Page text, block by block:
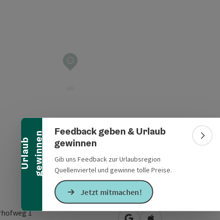
U
r
l
a
u
b
g
e
w
i
n
n
e n
Banner einklappen
Feedback geben & Urlaub
gewinnen
Gib uns Feedback zur Urlaubsregion
Quellenviertel und gewinne tolle Preise.
Jetzt mitmachen!
1